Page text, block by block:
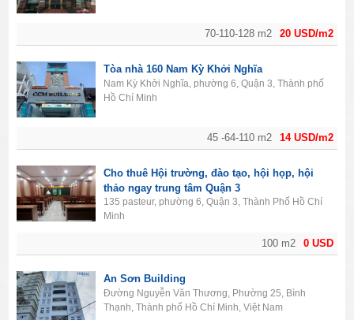
20 USD/m2
70-110-128 m2
14 USD/m2
45 -64-110 m2
Tòa nhà 160 Nam Kỳ Khởi Nghĩa
Nam Kỳ Khởi Nghĩa, phường 6, Quận 3, Thành phố
Hồ Chí Minh
0 USD
100 m2
Cho thuê Hội trường, đào tạo, hội họp, hội
thảo ngay trung tâm Quận 3
135 pasteur, phường 6, Quận 3, Thành Phố Hồ Chí
Minh
An Sơn Building
Đường Nguyễn Văn Thương, Phường 25, Bình
Thạnh, Thành phố Hồ Chí Minh, Việt Nam